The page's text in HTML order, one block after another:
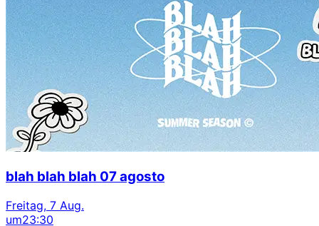
blah blah blah 07 agosto
Freitag, 7 Aug.
um23:30